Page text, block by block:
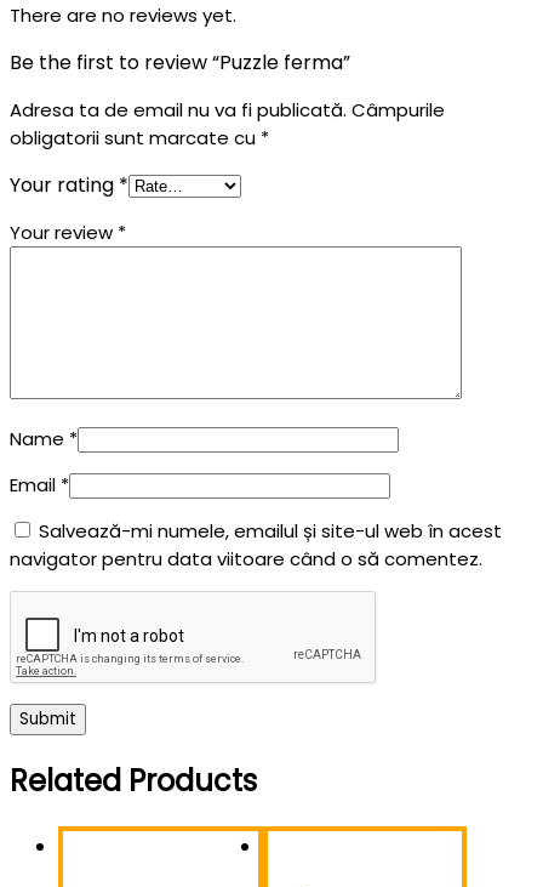
There are no reviews yet.
Be the first to review “Puzzle ferma”
Adresa ta de email nu va fi publicată. Câmpurile
obligatorii sunt marcate cu *
Your rating *
Your review *
Name *
Email *
Salvează-mi numele, emailul și site-ul web în acest
navigator pentru data viitoare când o să comentez.
Related Products